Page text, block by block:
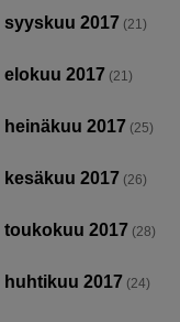
syyskuu 2017 (21)
elokuu 2017 (21)
heinäkuu 2017 (25)
kesäkuu 2017 (26)
toukokuu 2017 (28)
huhtikuu 2017 (24)